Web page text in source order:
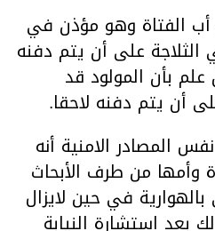
أب الفتاة وهو مؤذن في
على أن يتم دفنه
بأن المولود قد
أن يتم دفنه لاحقا.
المصادر الامنية أنه
وأمها من طرف الأبحاث
في حين لايزال
بعد استشارة النيابة